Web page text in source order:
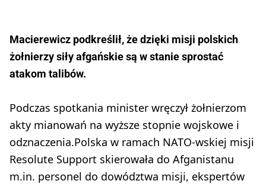
Macierewicz podkreślił, że dzięki misji polskich
żołnierzy siły afgańskie są w stanie sprostać
atakom talibów.
Podczas spotkania minister wręczył żołnierzom
akty mianowań na wyższe stopnie wojskowe i
odznaczenia.Polska w ramach NATO-wskiej misji
Resolute Support skierowała do Afganistanu
m.in. personel do dowództwa misji, ekspertów